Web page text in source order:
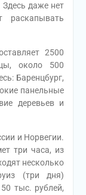
даже нет
раскапывать
2500
около 500
Баренцбург,
панельные
деревьев и
и Норвегии.
три часа, из
несколько
(три дня)
тыс. рублей,